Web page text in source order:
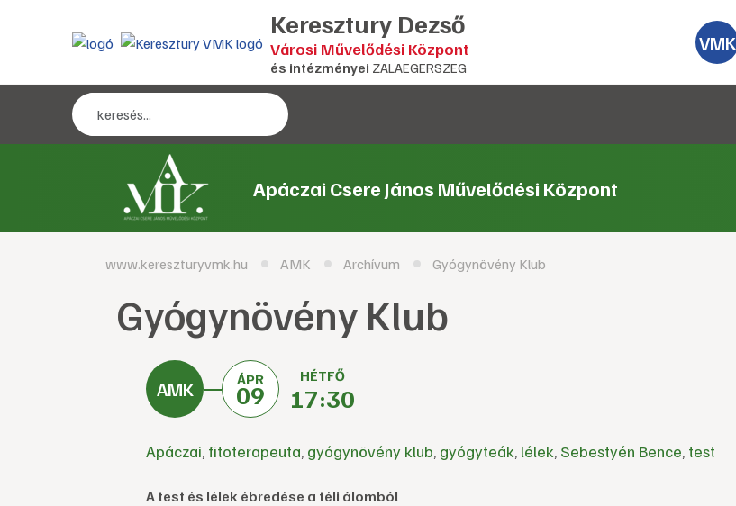
Keresztury Dezső
Városi Művelődési Központ
és intézményei ZALAEGERSZEG
VMK
Apáczai Csere János Művelődési Központ
www.kereszturyvmk.hu AMK Archívum Gyógynövény Klub
Gyógynövény Klub
ÁPR
09
HÉTFŐ
17:30
Apáczai, fitoterapeuta, gyógynövény klub, gyógyteák, lélek, Sebestyén Bence, test
A test és lélek ébredése a téli álomból